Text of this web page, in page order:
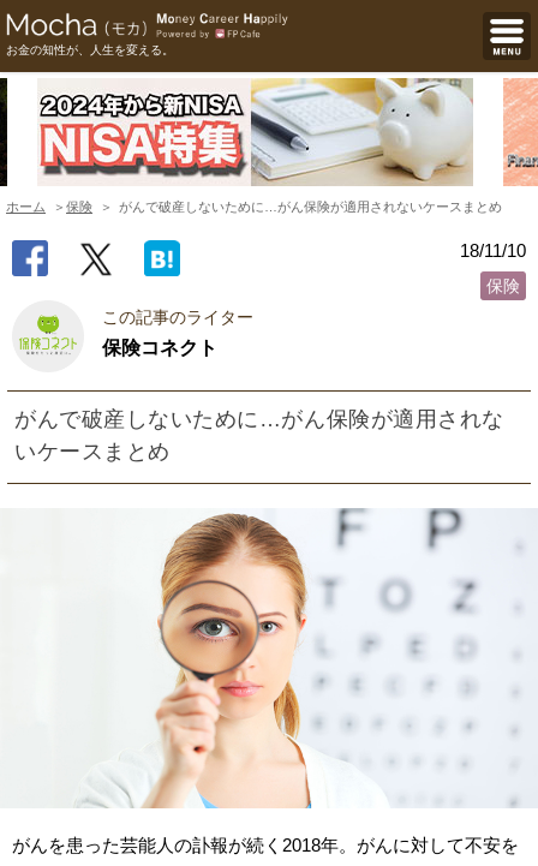
お金の知性が、人生を変える。
ホーム 保険 がんで破産しないために…がん保険が適用されないケースまとめ
18/11/10
保険
この記事のライター
保険コネクト
がんで破産しないために…がん保険が適用されな
いケースまとめ
がんを患った芸能人の訃報が続く2018年。がんに対して不安を